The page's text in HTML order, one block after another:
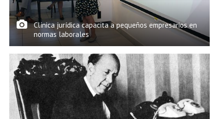
Clínica jurídica capacita a pequeños empresarios en
normas laborales